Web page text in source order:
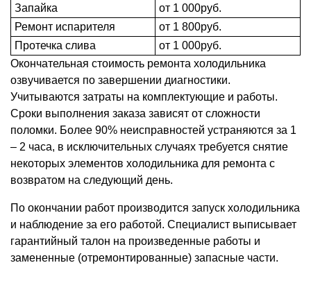
Запайка
от 1 000руб.
Ремонт испарителя
от 1 800руб.
Протечка слива
от 1 000руб.
Окончательная стоимость ремонта холодильника
озвучивается по завершении диагностики.
Учитываются затраты на комплектующие и работы.
Сроки выполнения заказа зависят от сложности
поломки. Более 90% неисправностей устраняются за 1
– 2 часа, в исключительных случаях требуется снятие
некоторых элементов холодильника для ремонта с
возвратом на следующий день.
По окончании работ производится запуск холодильника
и наблюдение за его работой. Специалист выписывает
гарантийный талон на произведенные работы и
замененные (отремонтированные) запасные части.